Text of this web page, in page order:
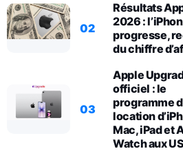
02
Résultats
2026 :
progresse,
du chiffre
03
Apple
officiel : le
programme
location
Mac, iPad et
Watch aux US